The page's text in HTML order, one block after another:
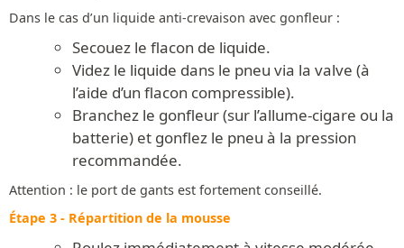
Dans le cas d’un liquide anti-crevaison avec gonfleur :
Secouez le flacon de liquide.
Videz le liquide dans le pneu via la valve (à
l’aide d’un flacon compressible).
Branchez le gonfleur (sur l’allume-cigare ou la
batterie) et gonflez le pneu à la pression
recommandée.
Attention : le port de gants est fortement conseillé.
Étape 3 - Répartition de la mousse